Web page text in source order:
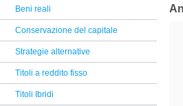
Reclami Assicurativi
Reclami Servizio di Investimento
J.P. Morgan
Allianz
Columbia Threadneedle
La Francaise
8a+
Beni reali
Conservazione del capitale
Strategie alternative
Titoli a reddito fisso
Titoli Ibridi